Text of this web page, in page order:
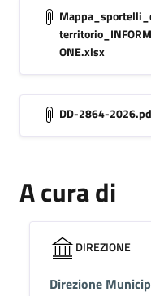
ONE.xlsx
DD-2864-
A cura di
DIREZIONE
Direzione